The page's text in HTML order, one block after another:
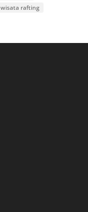
wisata rafting